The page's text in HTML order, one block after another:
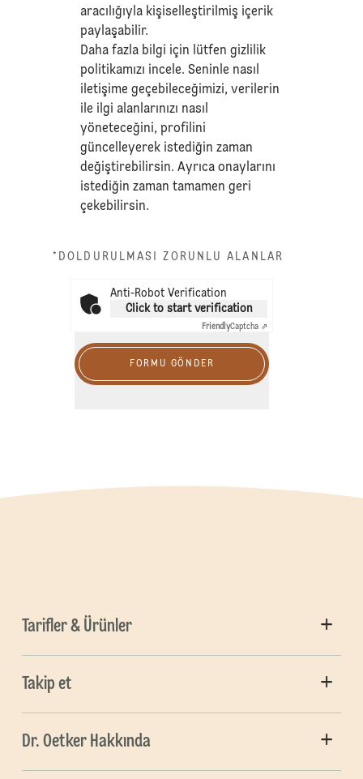
aracılığıyla kişiselleştirilmiş içerik
paylaşabilir.
Daha fazla bilgi için lütfengizlilik
politikamızı incele. Seninle nasıl
iletişime geçebileceğimizi, verilerin
ile ilgi alanlarınızı nasıl
yöneteceğini, profilini
güncelleyerek istediğin zaman
değiştirebilirsin. Ayrıca onaylarını
istediğin zaman tamamen geri
çekebilirsin.
*DOLDURULMASI ZORUNLU ALANLAR
Anti-Robot Verification
Click to start verification
FriendlyCaptcha ⇗
FORMU GÖNDER
Tarifler & Ürünler
Takip et
Dr. Oetker Hakkında